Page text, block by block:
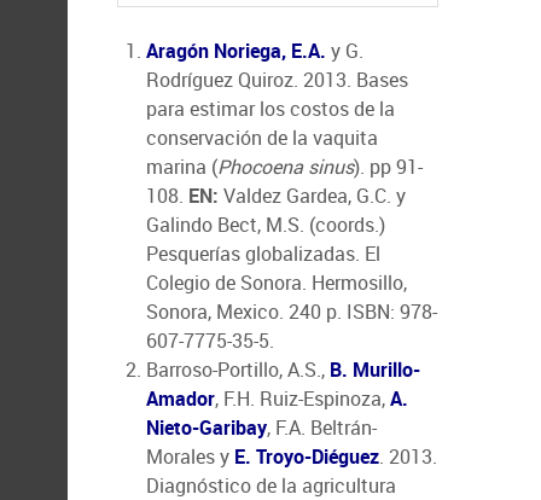
Aragón Noriega, E.A. y G.
Rodríguez Quiroz. 2013. Bases
para estimar los costos de la
conservación de la vaquita
marina (Phocoena sinus). pp 91-
108. EN: Valdez Gardea, G.C. y
Galindo Bect, M.S. (coords.)
Pesquerías globalizadas. El
Colegio de Sonora. Hermosillo,
Sonora, Mexico. 240 p. ISBN: 978-
607-7775-35-5.
Barroso-Portillo, A.S., B. Murillo-
Amador, F.H. Ruiz-Espinoza,A.
Nieto-Garibay, F.A. Beltrán-
Morales y E. Troyo-Diéguez. 2013.
Diagnóstico de la agricultura